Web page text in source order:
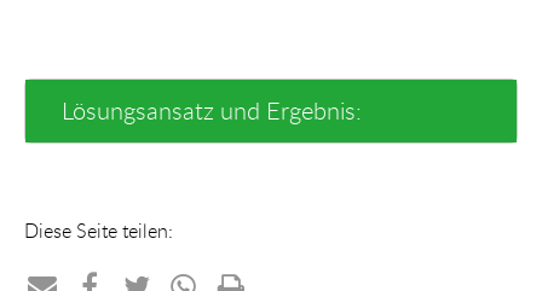
Lösungsansatz und Ergebnis:
Diese Seite teilen: